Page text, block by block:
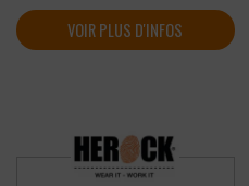
VOIR PLUS D'INFOS